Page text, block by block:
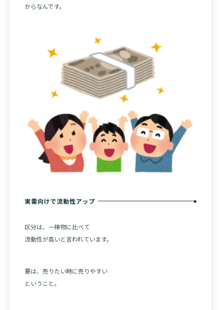
からなんです。
実需向けで流動性アップ
区分は、一棟物に比べて
流動性が高いと言われています。
要は、売りたい時に売りやすい
ということ。